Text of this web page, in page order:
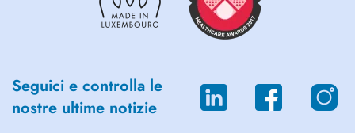
Seguici e controlla le
nostre ultime notizie